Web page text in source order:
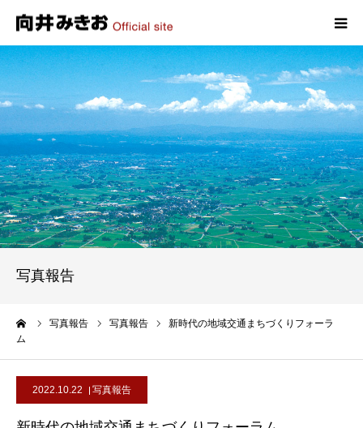
写真報告
写真報告 写真報告
新時代の地域交通まちづくりフォーラ
ム
2022.10.22 写真報告
HOME
プロフィール
政策
活動報告